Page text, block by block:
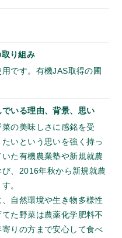
り組み
です。有機JAS取得の圃
いる理由、背景、思い
の美味しさに感銘を受
いという思いを強く持っ
た有機農業塾や新規就農
、2016年秋から新規就農
。
自然環境や生き物多様性
た野菜は農薬化学肥料不
りの方まで安心して食べ